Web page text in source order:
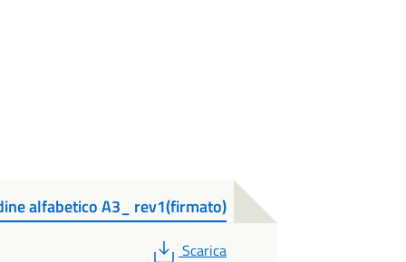
alfabetico A3_ rev1(firmato)
PDF
Scarica